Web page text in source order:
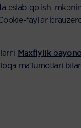
eslab qolish
fayllar
Maxfiylik
ma’lumotlari